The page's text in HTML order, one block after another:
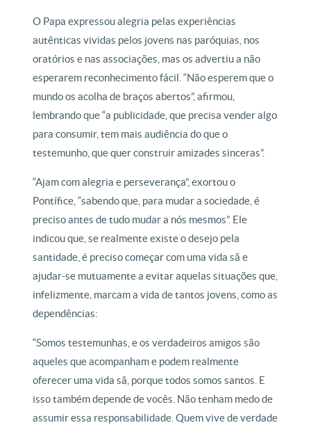
O Papa expressou alegria pelas experiências
autênticas vividas pelos jovens nas paróquias, nos
oratórios e nas associações, mas os advertiu a não
esperarem reconhecimento fácil. “Não esperem que o
mundo os acolha de braços abertos”, afirmou,
lembrando que “a publicidade, que precisa vender algo
para consumir, tem mais audiência do que o
testemunho, que quer construir amizades sinceras”.
“Ajam com alegria e perseverança”, exortou o
Pontífice, “sabendo que, para mudar a sociedade, é
preciso antes de tudo mudar a nós mesmos”. Ele
indicou que, se realmente existe o desejo pela
santidade, é preciso começar com uma vida sã e
ajudar-se mutuamente a evitar aquelas situações que,
infelizmente, marcam a vida de tantos jovens, como as
dependências:
“Somos testemunhas, e os verdadeiros amigos são
aqueles que acompanham e podem realmente
oferecer uma vida sã, porque todos somos santos. E
isso também depende de vocês. Não tenham medo de
assumir essa responsabilidade. Quem vive de verdade